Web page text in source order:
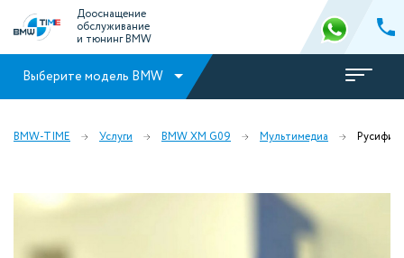
Дооснащение
обслуживание
и тюнинг BMW
Выберите модель BMW
BMW-TIME Услуги BMW XM G09 Мультимедиа